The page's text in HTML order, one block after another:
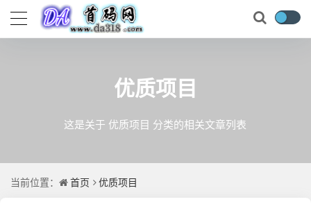
优质项目
这是关于 优质项目 分类的相关文章列表
当前位置： 首页 优质项目